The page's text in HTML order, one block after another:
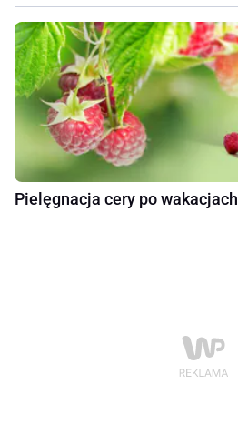
Pielęgnacja cery po wakacjach